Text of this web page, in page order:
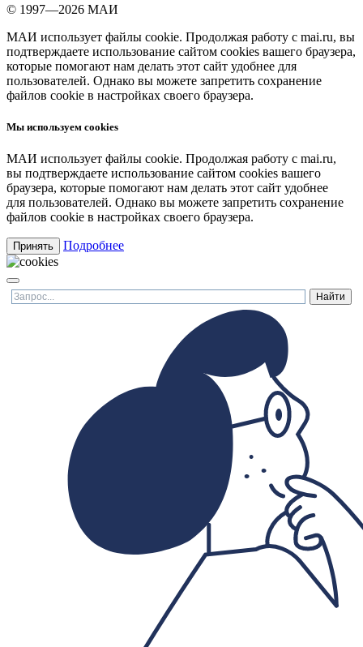
© 1997—2026 МАИ
МАИ использует файлы cookie. Продолжая работу с mai.ru, вы
подтверждаете использование сайтом cookies вашего браузера,
которые помогают нам делать этот сайт удобнее для
пользователей. Однако вы можете запретить сохранение
файлов cookie в настройках своего браузера.
Мы используем cookies
МАИ использует файлы cookie. Продолжая работу с mai.ru,
вы подтверждаете использование сайтом cookies вашего
браузера, которые помогают нам делать этот сайт удобнее
для пользователей. Однако вы можете запретить сохранение
файлов cookie в настройках своего браузера.
Принять Подробнее